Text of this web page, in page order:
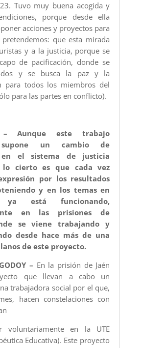
Tuvo muy buena acogida y
porque desde ella
acciones y proyectos para
que esta mirada
y a la justicia, porque se
de pacificación, donde se
y se busca la paz y la
para todos los miembros del
para las partes en conflicto).
– Aunque este trabajo
supone un cambio de
en el sistema de justicia
lo cierto es que cada vez
por los resultados
y en los temas en
está funcionando,
en las prisiones de
se viene trabajando y
desde hace más de una
de este proyecto.
– En la prisión de Jaén
que llevan a cabo un
trabajadora social por el que,
hacen constelaciones con
voluntariamente en la UTE
Educativa). Este proyecto